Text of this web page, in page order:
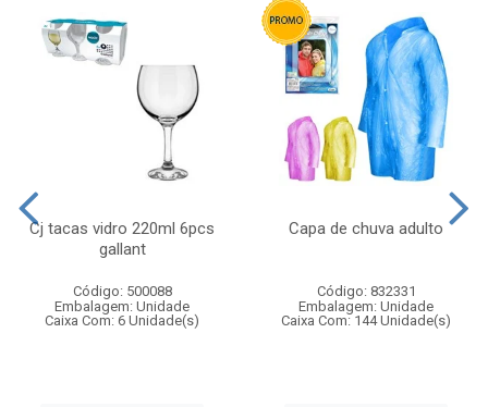
Cj tacas vidro 220ml 6pcs
gallant
Código: 500088
Embalagem: Unidade
Caixa Com: 6 Unidade(s)
Capa de chuva adulto
Código: 832331
Embalagem: Unidade
Caixa Com: 144 Unidade(s)